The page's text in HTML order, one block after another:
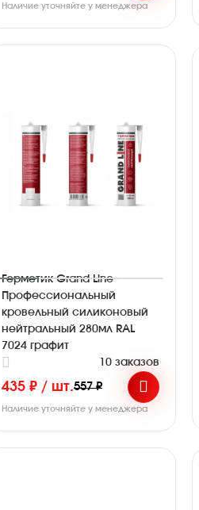
Наличие уточняйте у менеджера
Герметик Grand Line
Профессиональный
кровельный силиконовый
нейтральный 280мл RAL
7024 графит
10 заказов
435 ₽ / шт.557 ₽
Наличие уточняйте у менеджера